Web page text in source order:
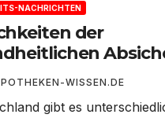
NACHRICHTEN
der
WISSEN.DE
gibt es